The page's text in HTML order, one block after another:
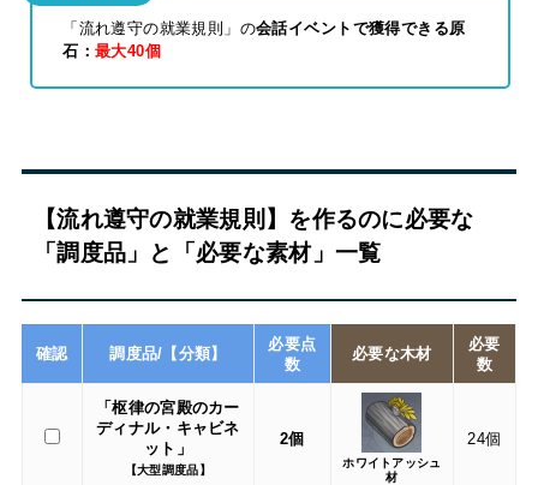
「流れ遵守の就業規則」の会話イベントで獲得できる原
石： 最大40個
【流れ遵守の就業規則】を作るのに必要な
「調度品」と「必要な素材」一覧
確認 調度品/【分類】
必要点
数
必要な木材
必要
数
「枢律の宮殿のカー
ディナル・キャビネ
ット」
【大型調度品】
2個
ホワイトアッシュ
材
24個